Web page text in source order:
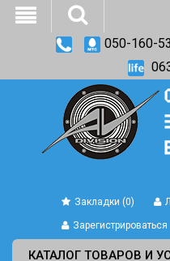
050-160-
Закладки (0)
Зарегистрироваться
КАТАЛОГ ТОВАРОВ И